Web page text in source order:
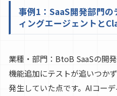
事例1：SaaS開発部門
ィングエージェントと
業種・部門：BtoB SaaSの開
機能追加にテストが追いつか
発生していた点です。AIコー